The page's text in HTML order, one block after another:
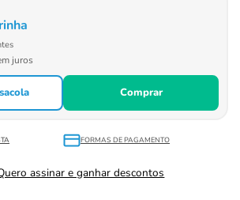
juros
Comprar
FORMAS DE PAGAMENTO
assinar e ganhar descontos